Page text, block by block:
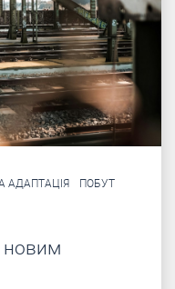
АДАПТАЦІЯ
ПОБУТ
новим